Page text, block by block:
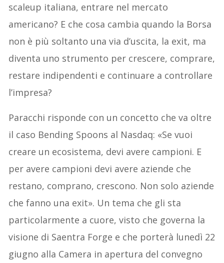
scaleup italiana, entrare nel mercato
americano? E che cosa cambia quando la Borsa
non è più soltanto una via d’uscita, la exit, ma
diventa uno strumento per crescere, comprare,
restare indipendenti e continuare a controllare
l’impresa?
Paracchi risponde con un concetto che va oltre
il caso Bending Spoons al Nasdaq: «Se vuoi
creare un ecosistema, devi avere campioni. E
per avere campioni devi avere aziende che
restano, comprano, crescono. Non solo aziende
che fanno una exit». Un tema che gli sta
particolarmente a cuore, visto che governa la
visione di Saentra Forge e che porterà lunedì 22
giugno alla Camera in apertura del convegno